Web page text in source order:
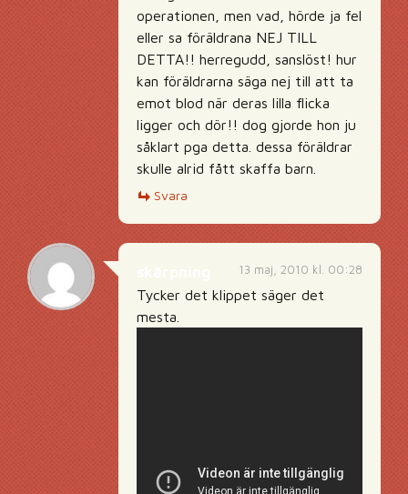
operationen, men vad, hörde ja fel
eller sa föräldrana NEJ TILL
DETTA!! herregudd, sanslöst! hur
kan föräldrarna säga nej till att ta
emot blod när deras lilla flicka
ligger och dör!! dog gjorde hon ju
såklart pga detta. dessa föräldrar
skulle alrid fått skaffa barn.
Svara
13 maj, 2010 kl. 00:28
Tycker det klippet säger det
mesta.